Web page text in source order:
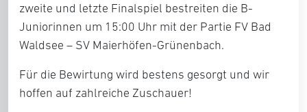
zweite und letzte Finalspiel bestreiten die B-
Juniorinnen um 15:00 Uhr mit der Partie FV Bad
Waldsee – SV Maierhöfen-Grünenbach.
Für die Bewirtung wird bestens gesorgt und wir
hoffen auf zahlreiche Zuschauer!